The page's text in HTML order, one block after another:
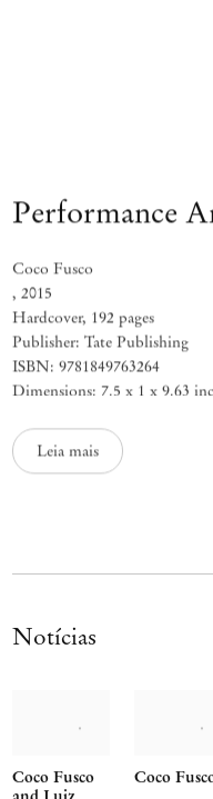
Performance
Coco Fusco
, 2015
Hardcover, 192 pages
Publisher: Tate Publishing
ISBN: 9781849763264
Dimensions: 7.5 x 1 x 9.63
Leia mais
Notícias
Coco Fusco
and Luiz
Coco